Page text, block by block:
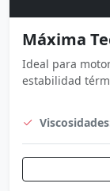
Máxima
Ideal para
estabilidad